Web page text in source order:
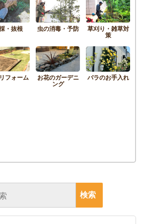
・抜根 虫の消毒・予防 草刈り・雑草対
策
フォーム お花のガーデニ
ング
バラのお手入れ